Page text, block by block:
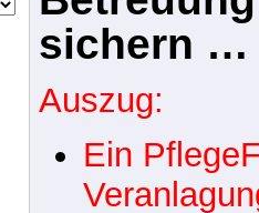
sichern …
Auszug: